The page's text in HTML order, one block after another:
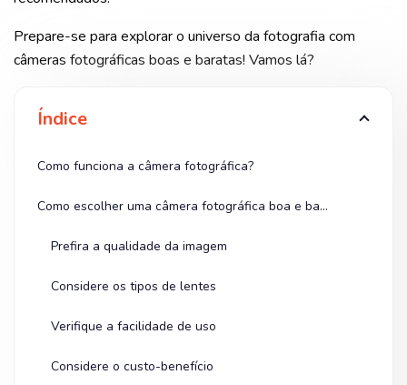
Prepare-se para explorar o universo da fotografia com
câmeras fotográficas boas e baratas! Vamos lá?
Índice
Como funciona a câmera fotográfica?
Como escolher uma câmera fotográfica boa e barata?
Prefira a qualidade da imagem
Considere os tipos de lentes
Verifique a facilidade de uso
Considere o custo-benefício